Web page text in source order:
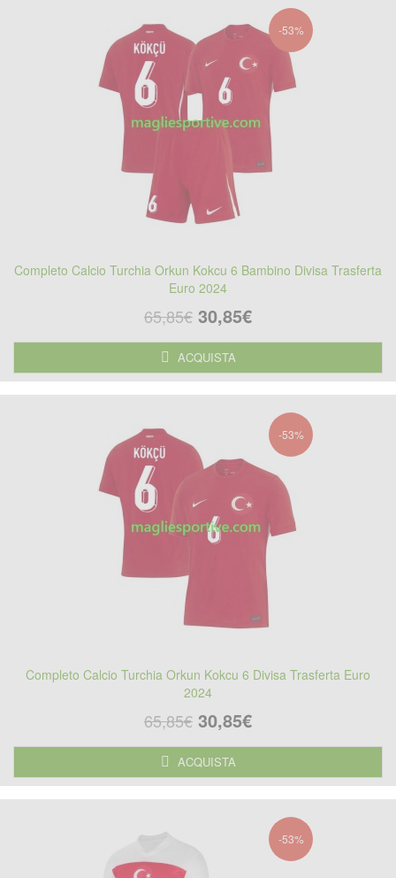
-53%
Completo Calcio Turchia Orkun Kokcu 6 Bambino Divisa Trasferta
Euro 2024
65,85€ 30,85€
ACQUISTA
-53%
Completo Calcio Turchia Orkun Kokcu 6 Divisa Trasferta Euro
2024
65,85€ 30,85€
ACQUISTA
-53%